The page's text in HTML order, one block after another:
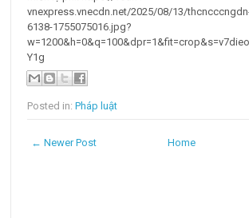
vnexpress.vnecdn.net/2025/08/13/
6138-1755075016.jpg?
Y1g
Posted in:Pháp luật
← Newer Post Home